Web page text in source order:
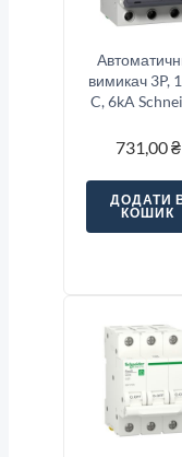
вимикач 3P,
C, 6kA
731,00₴
ДОДАТИ
КОШИК